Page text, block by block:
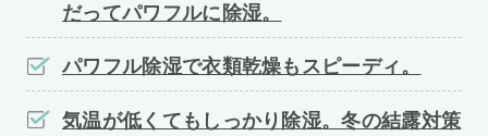
だってパワフルに除湿。
パワフル除湿で衣類乾燥もスピーディ。
気温が低くてもしっかり除湿。冬の結露対策